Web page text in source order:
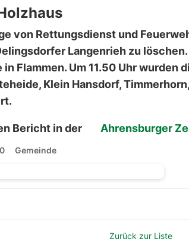
von Rettungsdienst und
Langenrieh zu
Flammen. Um 11.50 Uhr wurden
Klein Hansdorf,
Bericht in der Ahrensburger
Gemeinde
Zurück zur Liste